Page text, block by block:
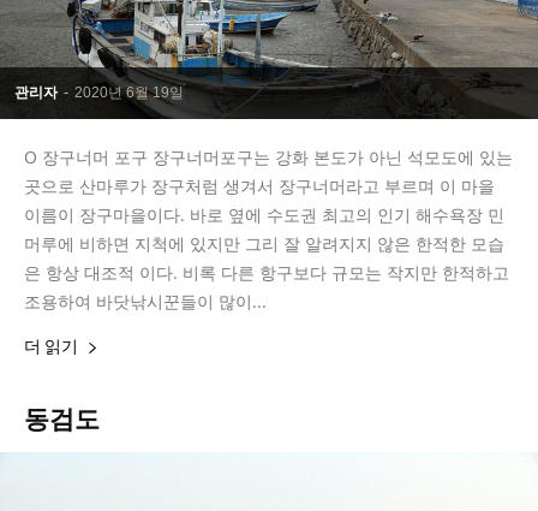
관리자 - 2020년 6월 19일
Ο 장구너머 포구 장구너머포구는 강화 본도가 아닌 석모도에 있는
곳으로 산마루가 장구처럼 생겨서 장구너머라고 부르며 이 마을
이름이 장구마을이다. 바로 옆에 수도권 최고의 인기 해수욕장 민
머루에 비하면 지척에 있지만 그리 잘 알려지지 않은 한적한 모습
은 항상 대조적 이다. 비록 다른 항구보다 규모는 작지만 한적하고
조용하여 바닷낚시꾼들이 많이...
더 읽기
동검도